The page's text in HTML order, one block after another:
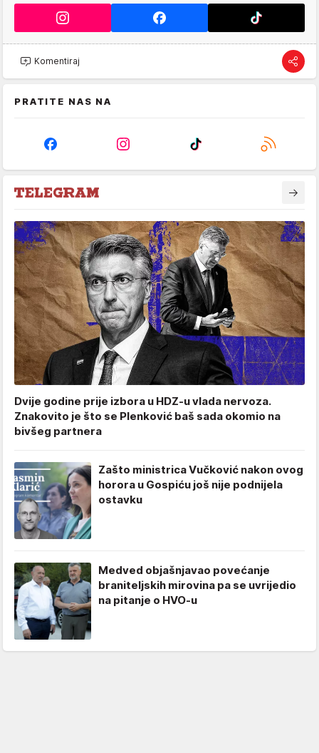
Komentiraj
PRATITE NAS NA
Dvije godine prije izbora u HDZ-u vlada nervoza.
Znakovito je što se Plenković baš sada okomio na
bivšeg partnera
Zašto ministrica Vučković nakon ovog
horora u Gospiću još nije podnijela
ostavku
Medved objašnjavao povećanje
braniteljskih mirovina pa se uvrijedio
na pitanje o HVO-u